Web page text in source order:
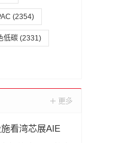
(2354)
低碳 (2331)
看湾芯展AIE